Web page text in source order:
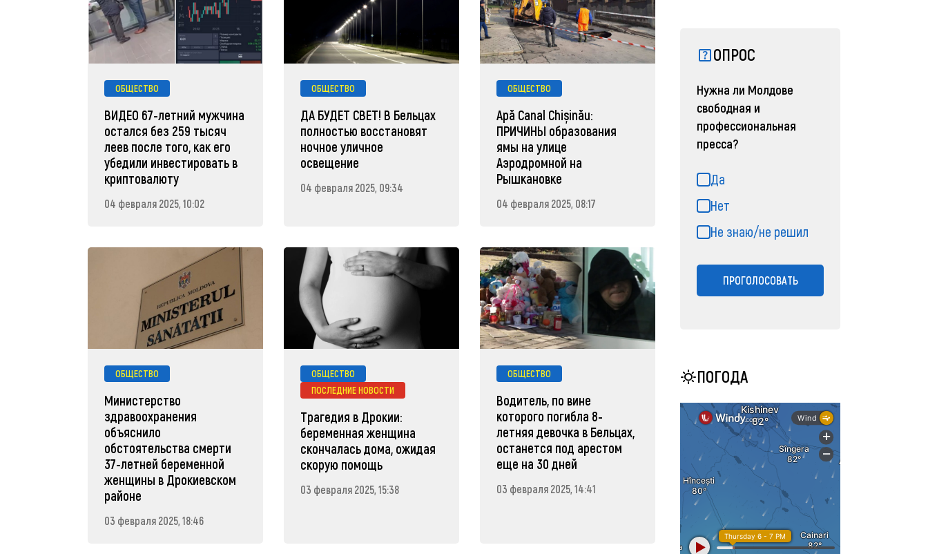
ОБЩЕСТВО
ВИДЕО 67-летний мужчина
остался без 259 тысяч
леев после того, как его
убедили инвестировать в
криптовалюту
04 февраля 2025, 10:02
ОБЩЕСТВО
ДА БУДЕТ СВЕТ! В Бельцах
полностью восстановят
ночное уличное
освещение
04 февраля 2025, 09:34
ОБЩЕСТВО
Apă Canal Chișinău:
ПРИЧИНЫ образования
ямы на улице
Аэродромной на
Рышкановке
04 февраля 2025, 08:17
ОБЩЕСТВО
Министерство
здравоохранения
объяснило
обстоятельства смерти
37-летней беременной
женщины в Дрокиевском
районе
03 февраля 2025, 18:46
ОБЩЕСТВО
ПОСЛЕДНИЕ НОВОСТИ
Трагедия в Дрокии:
беременная женщина
скончалась дома, ожидая
скорую помощь
03 февраля 2025, 15:38
ОБЩЕСТВО
Водитель, по вине
которого погибла 8-
летняя девочка в Бельцах,
останется под арестом
еще на 30 дней
03 февраля 2025, 14:41
ОПРОС
Нужна ли Молдове
свободная и
профессиональная
пресса?
Да
Нет
Не знаю/не решил
ПРОГОЛОСОВАТЬ
ПОГОДА